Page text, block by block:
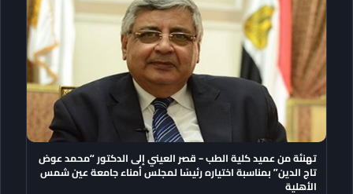
تهنئة من عميد كلية الطب – قصر العيني إلى الدكتور “محمد عوض
تاج الدين” بمناسبة اختياره رئيسًا لمجلس أمناء جامعة عين شمس
الأهلية